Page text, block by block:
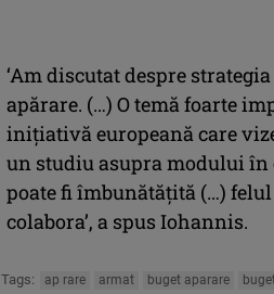
‘Am discutat despre
apărare. (…) O temă foarte
iniţiativă europeană care
un studiu asupra modului în
poate fi îmbunătăţită (…)
colabora’, a spus Iohannis.
Tags: ap rare armat buget aparare